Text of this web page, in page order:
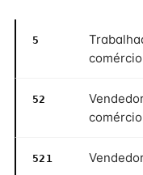
5
52
comércio
521